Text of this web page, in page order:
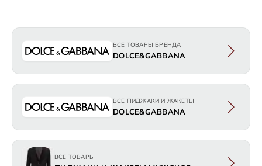
ВСЕ ТОВАРЫ БРЕНДА
DOLCE&GABBANA
ВСЕ ПИДЖАКИ И ЖАКЕТЫ
DOLCE&GABBANA
ВСЕ ТОВАРЫ